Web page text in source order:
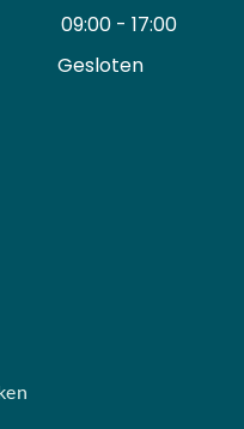
09:00 - 17:00
Gesloten ​ ​ ​ ​ ​ ​ ​